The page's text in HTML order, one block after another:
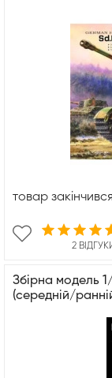
2
товар закінчився
Збірна модель
(середній/